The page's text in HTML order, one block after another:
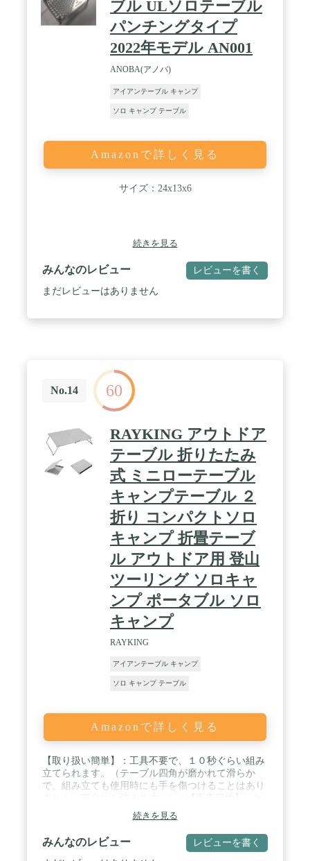
【その他】天然木使用のため、サイドのウッド部分
に小傷や木目のムラがある場合がございます。あら
かじめご了承くださいませ。
ブル ULソロテーブル
パンチングタイプ
2022年モデル AN001
ANOBA(アノバ)
アイアンテーブル キャンプ
ソロ キャンプ テーブル
Amazonで詳しく見る
サイズ：24x13x6
続きを見る
みんなのレビュー レビューを書く
まだレビューはありません
No.14 60
RAYKING アウトドア
テーブル 折りたたみ
式 ミニローテーブル
キャンプテーブル ２
折り コンパクトソロ
キャンプ 折畳テーブ
ル アウトドア用 登山
ツーリング ソロキャ
ンプ ポータブル ソロ
キャンプ
RAYKING
アイアンテーブル キャンプ
ソロ キャンプ テーブル
Amazonで詳しく見る
【取り扱い簡単】：工具不要で、１０秒ぐらい組み
立てられます。（テーブル四角が磨かれて滑らか
で、組み立ても使用時にも手を傷つけることはあり
ンジ型の天板キャップが紛失しにくいです。プラス
チック製で伝統的なロップより耐久性に優れます。
長時間使用しても緩めにならなくて、使用寿命長い
です。 / 【高品質素材】 高品質な201ステンレス鋼
続きを見る
みんなのレビュー レビューを書く